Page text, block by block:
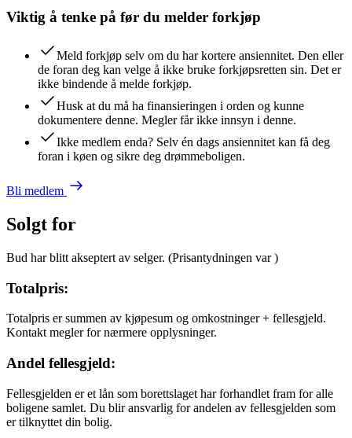
Viktig å tenke på før du melder forkjøp
Meld forkjøp selv om du har kortere ansiennitet. Den eller
de foran deg kan velge å ikke bruke forkjøpsretten sin. Det er
ikke bindende å melde forkjøp.
Husk at du må ha finansieringen i orden og kunne
dokumentere denne. Megler får ikke innsyn i denne.
Ikke medlem enda? Selv én dags ansiennitet kan få deg
foran i køen og sikre deg drømmeboligen.
Bli medlem
Solgt for
Bud har blitt akseptert av selger. (Prisantydningen var)
Totalpris:
Totalpris er summen av kjøpesum og omkostninger + fellesgjeld.
Kontakt megler for nærmere opplysninger.
Andel fellesgjeld:
Fellesgjelden er et lån som borettslaget har forhandlet fram for alle
boligene samlet. Du blir ansvarlig for andelen av fellesgjelden som
er tilknyttet din bolig.